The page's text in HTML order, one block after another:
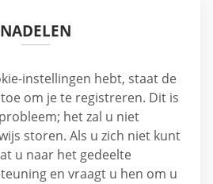
NADELEN
instellingen hebt, staat de
om je te registreren. Dit is
het zal u niet
storen. Als u zich niet kunt
u naar het gedeelte
en vraagt u hen om u